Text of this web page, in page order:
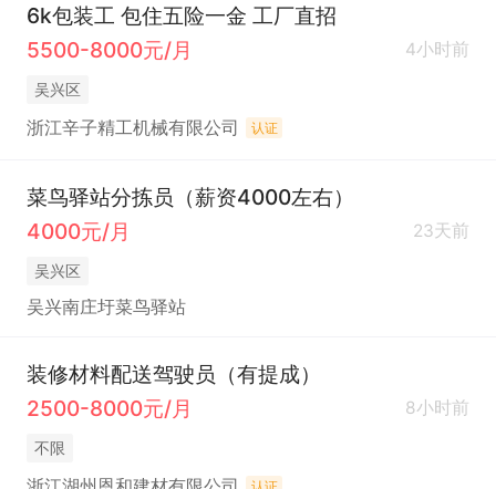
6k包装工 包住五险一金 工厂直招
5500-8000元/月
4小时前
吴兴区
浙江辛子精工机械有限公司 认证
菜鸟驿站分拣员（薪资4000左右）
4000元/月
23天前
吴兴区
吴兴南庄圩菜鸟驿站
装修材料配送驾驶员（有提成）
2500-8000元/月
8小时前
不限